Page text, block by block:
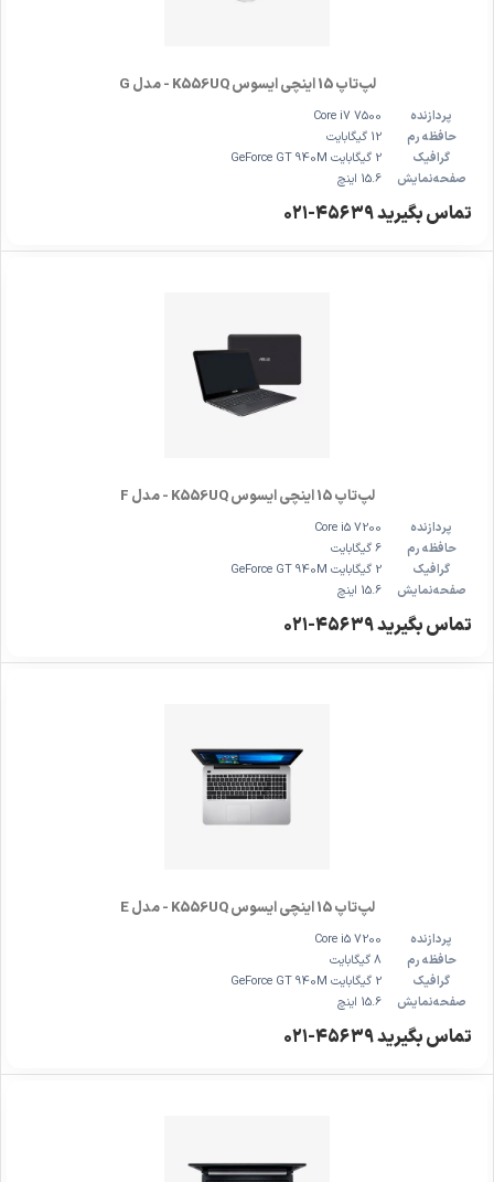
لپ‌تاپ 15 اینچی ایسوس K556UQ - مدل G
پردازنده
Core i7 7500
حافظه رم
12 گیگابایت
گرافیک
2 گیگابایت GeForce GT 940M
صفحه‌نمایش
15.6 اینچ
تماس بگیرید ۴۵۶۳۹-۰۲۱
لپ‌تاپ 15 اینچی ایسوس K556UQ - مدل F
پردازنده
Core i5 7200
حافظه رم
6 گیگابایت
گرافیک
2 گیگابایت GeForce GT 940M
صفحه‌نمایش
15.6 اینچ
تماس بگیرید ۴۵۶۳۹-۰۲۱
لپ‌تاپ 15 اینچی ایسوس K556UQ - مدل E
پردازنده
Core i5 7200
حافظه رم
8 گیگابایت
گرافیک
2 گیگابایت GeForce GT 940M
صفحه‌نمایش
15.6 اینچ
تماس بگیرید ۴۵۶۳۹-۰۲۱